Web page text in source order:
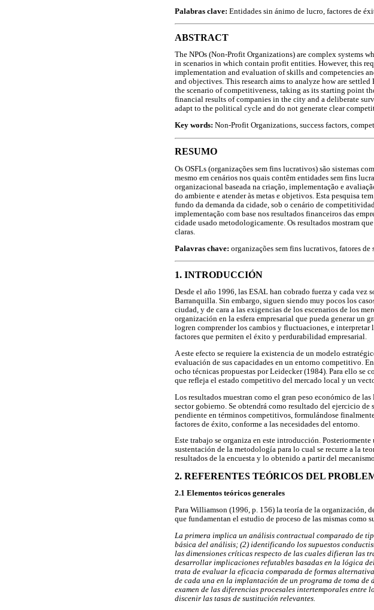
Palabras clave: Entidades sin ánimo de lucro, factores de
ABSTRACT
The NPOs (Non-Profit Organizations) are complex systems
in scenarios in which contain profit entities. However, this
implementation and evaluation of skills and competencies
and objectives. This research aims to analyze how are
the scenario of competitiveness, taking as its starting point
financial results of companies in the city and a deliberate
adapt to the political cycle and do not generate clear
Key words: Non-Profit Organizations, success factors,
RESUMO
Os OSFLs (organizações sem fins lucrativos) são sistemas
mesmo em cenários nos quais contêm entidades sem fins
organizacional baseada na criação, implementação e
do ambiente e atender às metas e objetivos. Esta pesquisa
fundo da demanda da cidade, sob o cenário de
implementação com base nos resultados financeiros das
cidade usado metodologicamente. Os resultados mostram
claras.
Palavras chave: organizações sem fins lucrativos, fatores
1. INTRODUCCIÓN
Desde el año 1996, las ESAL han cobrado fuerza y cada vez
Barranquilla. Sin embargo, siguen siendo muy pocos los
ciudad, y de cara a las exigencias de los escenarios de los
organización en la esfera empresarial que pueda generar un
logren comprender los cambios y fluctuaciones, e interpretar
factores que permiten el éxito y perdurabilidad empresarial.
A este efecto se requiere la existencia de un modelo
evaluación de sus capacidades en un entorno competitivo.
ocho técnicas propuestas por Leidecker (1984). Para ello se
que refleja el estado competitivo del mercado local y un
Los resultados muestran como el gran peso económico de
sector gobierno. Se obtendrá como resultado del ejercicio
pendiente en términos competitivos, formulándose
factores de éxito, conforme a las necesidades del entorno.
Este trabajo se organiza en este introducción.
sustentación de la metodología para lo cual se recurre a la
resultados de la encuesta y lo obtenido a partir del
2. REFERENTES TEÓRICOS DEL
2.1 Elementos teóricos generales
Para Williamson (1996, p. 156) la teoría de la organización,
que fundamentan el estudio de proceso de las mismas como
La primera implica un análisis contractual comparado de
básica del análisis; (2) identificando los supuestos
las dimensiones críticas respecto de las cuales difieran las
desarrollar implicaciones refutables basadas en la lógica
trata de evaluar la eficacia comparada de formas
de cada una en la implantación de un programa de toma de
examen de las diferencias procesales intertemporales entre
discenir las tasas de sustitución relevantes.